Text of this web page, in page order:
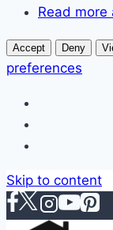
Read
Accept Deny
preferences
Skip to content